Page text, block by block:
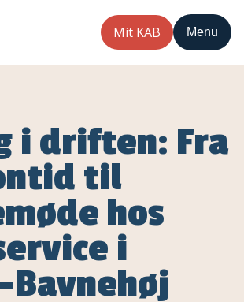
Mit KAB Menu
i driften: Fra
til
hos
i
Bavnehøj